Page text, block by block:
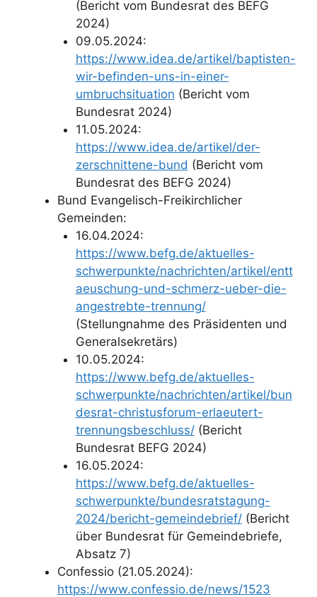
(Bericht vom Bundesrat des BEFG
2024)
09.05.2024:
https://www.idea.de/artikel/baptisten-
wir-befinden-uns-in-einer-
umbruchsituation (Bericht vom
Bundesrat 2024)
11.05.2024:
https://www.idea.de/artikel/der-
zerschnittene-bund (Bericht vom
Bundesrat des BEFG 2024)
Bund Evangelisch-Freikirchlicher
Gemeinden:
16.04.2024:
https://www.befg.de/aktuelles-
schwerpunkte/nachrichten/artikel/entt
aeuschung-und-schmerz-ueber-die-
angestrebte-trennung/
(Stellungnahme des Präsidenten und
Generalsekretärs)
10.05.2024:
https://www.befg.de/aktuelles-
schwerpunkte/nachrichten/artikel/bun
desrat-christusforum-erlaeutert-
trennungsbeschluss/(Bericht
Bundesrat BEFG 2024)
16.05.2024:
https://www.befg.de/aktuelles-
schwerpunkte/bundesratstagung-
2024/bericht-gemeindebrief/(Bericht
über Bundesrat für Gemeindebriefe,
Absatz 7)
Confessio (21.05.2024):
https://www.confessio.de/news/1523